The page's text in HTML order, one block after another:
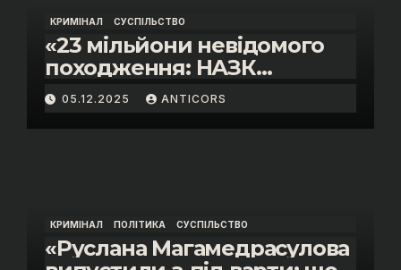
КРИМІНАЛ СУСПІЛЬСТВО
«23 мільйони невідомого
походження: НАЗК
викрило розкішне життя
інспектора митниці “Тиса”
Василя Пупени»
05.12.2025 ANTICORS
КРИМІНАЛ ПОЛІТИКА СУСПІЛЬСТВО
«Руслана Магамедрасулова